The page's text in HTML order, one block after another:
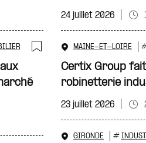
Ajouter à ma
24 juillet 2026
MAINE-ET-LOIRE
Certix Group
robinetterie
23 juillet 2026
GIRONDE #